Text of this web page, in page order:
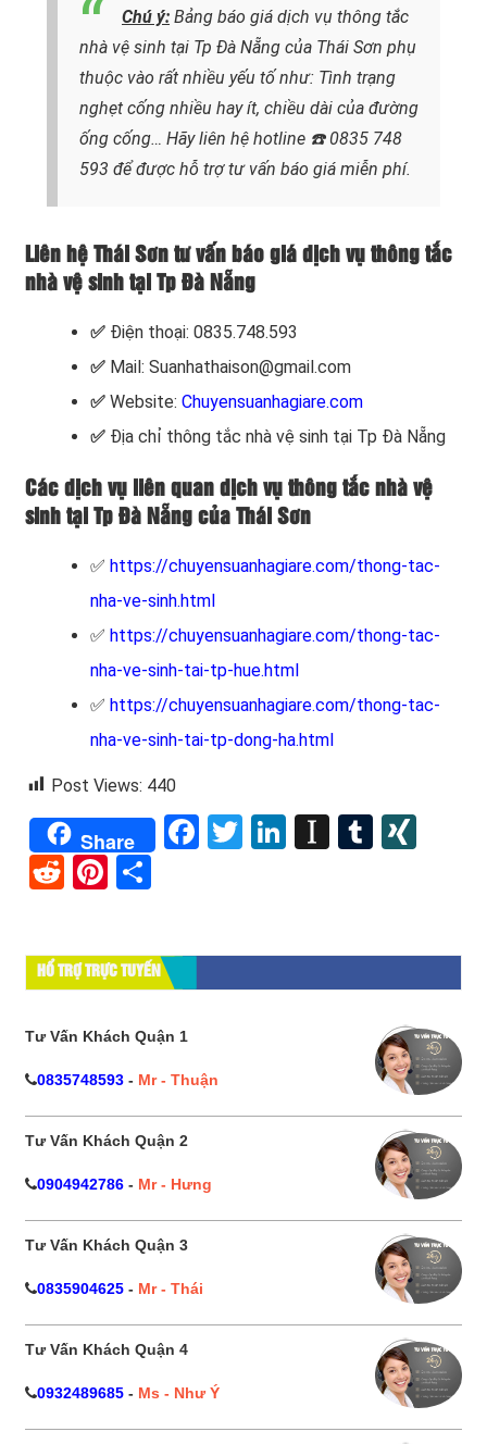
Chú ý: Bảng báo giá dịch vụ thông tắc
nhà vệ sinh tại Tp Đà Nẵng của Thái Sơn phụ
thuộc vào rất nhiều yếu tố như: Tình trạng
nghẹt cống nhiều hay ít, chiều dài của đường
ống cống… Hãy liên hệ hotline ☎️ 0835 748
593 để được hỗ trợ tư vấn báo giá miễn phí.
Liên hệ Thái Sơn tư vấn báo giá dịch vụ thông tắc
nhà vệ sinh tại Tp Đà Nẵng
✅ Điện thoại: 0835.748.593
✅ Mail: Suanhathaison@gmail.com
✅ Website: Chuyensuanhagiare.com
✅ Địa chỉ thông tắc nhà vệ sinh tại Tp Đà Nẵng
Các dịch vụ liên quan dịch vụ thông tắc nhà vệ
sinh tại Tp Đà Nẵng của Thái Sơn
✅ https://chuyensuanhagiare.com/thong-tac-
nha-ve-sinh.html
✅ https://chuyensuanhagiare.com/thong-tac-
nha-ve-sinh-tai-tp-hue.html
✅ https://chuyensuanhagiare.com/thong-tac-
nha-ve-sinh-tai-tp-dong-ha.html
Post Views: 440
Share Facebook
TwitterLinkedInTumblr
RedditPinterest
HỔ TRỢ TRỰC TUYẾN
Tư Vấn Khách Quận 1
0835748593 - Mr - Thuận
Tư Vấn Khách Quận 2
0904942786 - Mr - Hưng
Tư Vấn Khách Quận 3
0835904625 - Mr - Thái
Tư Vấn Khách Quận 4
0932489685 - Ms - Như Ý